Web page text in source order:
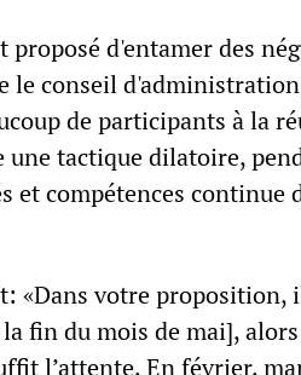
d'entamer des
le conseil
de participants à la
tactique dilatoire,
et compétences continue
«Dans votre proposition,
fin du mois de mai],
l’attente. En février,